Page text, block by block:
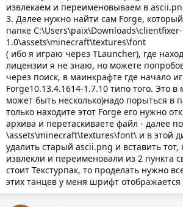
извлекаем и переименовываем в
3. Далее нужно найти сам Forge,
папке C:\Users\paix\Downloads\clientfixer-
1.0\assets\minecraft\textures\font
( ибо я играю через TLauncher), где
лицензии я не знаю, но можете
через поиск, в маинкрафте где начало
Forge10.13.4.1614-1.7.10 типо того. Это
может быть несколько)надо порыться в
только находите этот Forge его нужно
архива и перетаскиваете файл - далее
\assets\minecraft\textures\font\ и в этой
удалить старый ascii.png и вставить
извлекли и переименовали из 2 пункта
стоит Текстурпак, то проделать нужно
этих танцев у меня шрифт